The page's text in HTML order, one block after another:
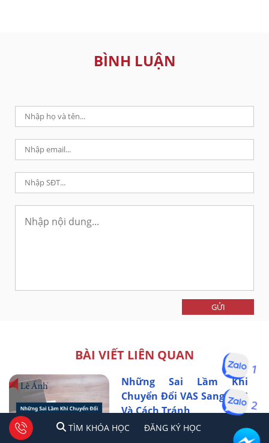
BÌNH LUẬN
GỬI
BÀI VIẾT LIÊN QUAN
Những Sai Lầm Khi
Chuyển Đổi VAS Sang IFRS
Và Cách Tránh
Quá trình Chuyển đổi Báo cáo
tài chính từ VAS sang IFRS
TÌM KHÓA HỌC ĐĂNG KÍ HỌC
1 2 Tư vấn facebook
TÌM KHÓA HỌC ĐĂNG KÝ HỌC
1
2